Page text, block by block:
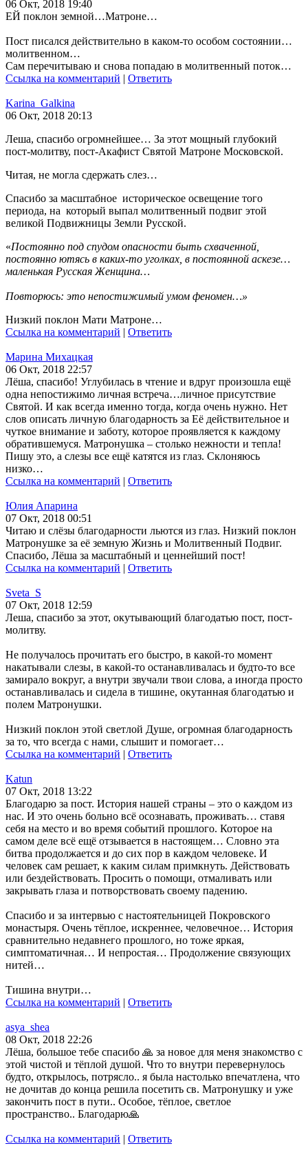
06 Окт, 2018 19:40
ЕЙ поклон земной…Матроне…
Пост писался действительно в каком-то особом состоянии…
молитвенном…
Сам перечитываю и снова попадаю в молитвенный поток…
Ссылка на комментарий | Ответить
Karina_Galkina
06 Окт, 2018 20:13
Леша, спасибо огромнейшее… За этот мощный глубокий
пост-молитву, пост-Акафист Святой Матроне Московской.
Читая, не могла сдержать слез…
Спасибо за масштабное историческое освещение того
периода, на который выпал молитвенный подвиг этой
великой Подвижницы Земли Русской.
«Постоянно под спудом опасности быть схваченной,
постоянно ютясь в каких-то уголках, в постоянной аскезе…
маленькая Русская Женщина…
Повторюсь: это непостижимый умом феномен…»
Низкий поклон Мати Матроне…
Ссылка на комментарий | Ответить
Марина Михацкая
06 Окт, 2018 22:57
Лёша, спасибо! Углубилась в чтение и вдруг произошла ещё
одна непостижимо личная встреча…личное присутствие
Святой. И как всегда именно тогда, когда очень нужно. Нет
слов описать личную благодарность за Её действительное и
чуткое внимание и заботу, которое проявляется к каждому
обратившемуся. Матронушка – столько нежности и тепла!
Пишу это, а слезы все ещё катятся из глаз. Склоняюсь
низко…
Ссылка на комментарий | Ответить
Юлия Апарина
07 Окт, 2018 00:51
Читаю и слёзы благодарности льются из глаз. Низкий поклон
Матронушке за её земную Жизнь и Молитвенный Подвиг.
Спасибо, Лёша за масштабный и ценнейший пост!
Ссылка на комментарий | Ответить
Sveta_S
07 Окт, 2018 12:59
Леша, спасибо за этот, окутывающий благодатью пост, пост-
молитву.
Не получалось прочитать его быстро, в какой-то момент
накатывали слезы, в какой-то останавливалась и будто-то все
замирало вокруг, а внутри звучали твои слова, а иногда просто
останавливалась и сидела в тишине, окутанная благодатью и
полем Матронушки.
Низкий поклон этой светлой Душе, огромная благодарность
за то, что всегда с нами, слышит и помогает…
Ссылка на комментарий | Ответить
Katun
07 Окт, 2018 13:22
Благодарю за пост. История нашей страны – это о каждом из
нас. И это очень больно всё осознавать, проживать… ставя
себя на место и во время событий прошлого. Которое на
самом деле всё ещё отзывается в настоящем… Словно эта
битва продолжается и до сих пор в каждом человеке. И
человек сам решает, к каким силам примкнуть. Действовать
или бездействовать. Просить о помощи, отмаливать или
закрывать глаза и потворствовать своему падению.
Спасибо и за интервью с настоятельницей Покровского
монастыря. Очень тёплое, искреннее, человечное… История
сравнительно недавнего прошлого, но тоже яркая,
симптоматичная… И непростая… Продолжение связующих
нитей…
Тишина внутри…
Ссылка на комментарий | Ответить
asya_shea
08 Окт, 2018 22:26
Лёша, большое тебе спасибо 🙏 за новое для меня знакомство с
этой чистой и тёплой душой. Что то внутри перевернулось
будто, открылось, потрясло.. я была настолько впечатлена, что
не дочитав до конца решила посетить св. Матронушку и уже
закончить пост в пути.. Особое, тёплое, светлое
пространство.. Благодарю🙏
Ссылка на комментарий | Ответить